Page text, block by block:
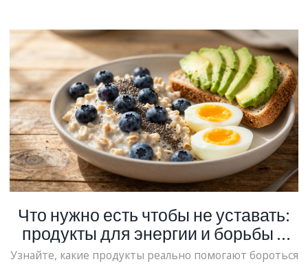
Что нужно есть чтобы не уставать:
продукты для энергии и борьбы с
усталостью
Узнайте, какие продукты реально помогают бороться